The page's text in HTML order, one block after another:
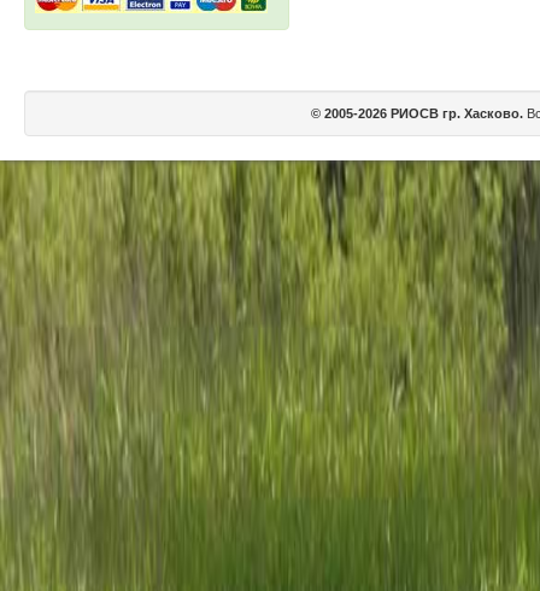
© 2005-2026 РИОСВ гр. Хасково.